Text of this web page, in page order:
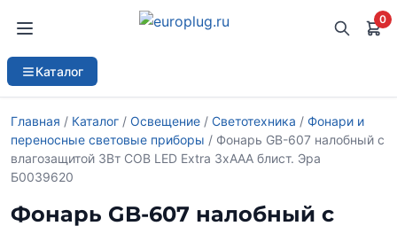
0
Каталог
Главная / Каталог / Освещение / Светотехника / Фонари и
переносные световые приборы / Фонарь GB-607 налобный с
влагозащитой 3Вт COB LED Extra 3хААА блист. Эра
Б0039620
Фонарь GB-607 налобный с